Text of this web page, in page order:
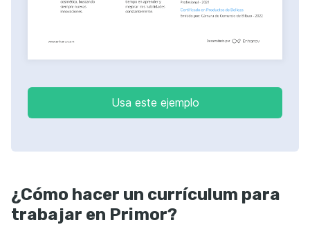
Usa este ejemplo
¿Cómo hacer un currículum para
trabajar en Primor?